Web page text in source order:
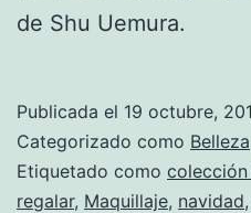
de Shu Uemura.
Publicada el 19 octubre,
Categorizado como Belleza
Etiquetado como
regalar, Maquillaje, navidad,